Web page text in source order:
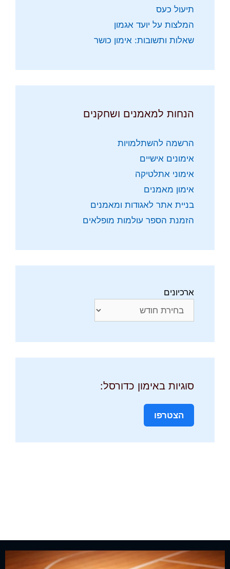
תיעול כעס
המלצות על יועד אגמון
שאלות ותשובות: אימון כושר
הנחות למאמנים ושחקנים
הרשמה להשתלמויות
אימונים אישיים
אימוני אתלטיקה
אימון מאמנים
בניית אתר לאגודות ומאמנים
הזמנת הספר עולמות מופלאים
ארכיונים
סוגיות באימון כדורסל:
הצטרפו